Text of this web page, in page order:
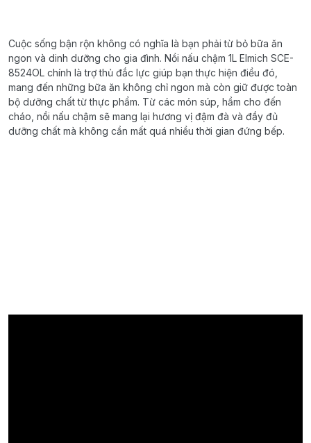
Cuộc sống bận rộn không có nghĩa là bạn phải từ bỏ bữa ăn
ngon và dinh dưỡng cho gia đình. Nồi nấu chậm 1L Elmich SCE-
8524OL chính là trợ thủ đắc lực giúp bạn thực hiện điều đó,
mang đến những bữa ăn không chỉ ngon mà còn giữ được toàn
bộ dưỡng chất từ thực phẩm. Từ các món súp, hầm cho đến
cháo, nồi nấu chậm sẽ mang lại hương vị đậm đà và đầy đủ
dưỡng chất mà không cần mất quá nhiều thời gian đứng bếp.